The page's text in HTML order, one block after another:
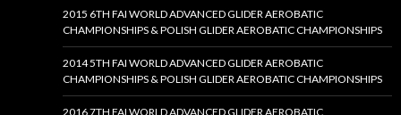
2015 6TH FAI WORLD ADVANCED GLIDER AEROBATIC
CHAMPIONSHIPS & POLISH GLIDER AEROBATIC CHAMPIONSHIPS
2014 5TH FAI WORLD ADVANCED GLIDER AEROBATIC
CHAMPIONSHIPS & POLISH GLIDER AEROBATIC CHAMPIONSHIPS
2016 7TH FAI WORLD ADVANCED GLIDER AEROBATIC